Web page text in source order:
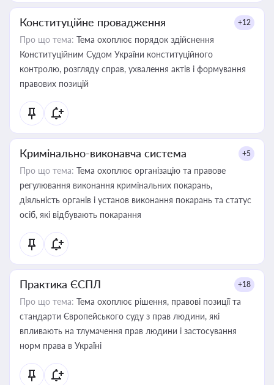
Конституційне провадження +12
Про що тема: Тема охоплює порядок здійснення
Конституційним Судом України конституційного
контролю, розгляду справ, ухвалення актів і формування
правових позицій
Кримінально-виконавча система +5
Про що тема: Тема охоплює організацію та правове
регулювання виконання кримінальних покарань,
діяльність органів і установ виконання покарань та статус
осіб, які відбувають покарання
Практика ЄСПЛ +18
Про що тема: Тема охоплює рішення, правові позиції та
стандарти Європейського суду з прав людини, які
впливають на тлумачення прав людини і застосування
норм права в Україні